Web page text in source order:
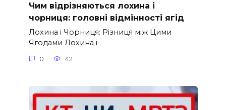
Чим відрізняються лохина і
чорниця: головні відмінності ягід
Лохина і Чорниця: Різниця між Цими
Ягодами Лохина і
0 42